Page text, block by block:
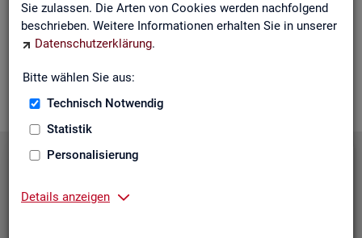
Sie zulassen. Die Arten von Cookies werden nachfolgend
beschrieben. Weitere Informationen erhalten Sie in unserer
Datenschutzerklärung.
Bitte wählen Sie aus:
Technisch Notwendig
Statistik
Personalisierung
Details anzeigen
In der Me­dia­thek fin­den Sie leicht ver­ständ­li­che Kurz­vi­de­os
zu zen­tra­len The­men der Sta­tis­tik der BA. Wir er­gän­zen unser
Vi­deo­an­ge­bot nach und nach. Wün­schen Sie sich ein Video
zu einem be­stimm­ten Thema? Dann kon­tak­tie­ren Sie